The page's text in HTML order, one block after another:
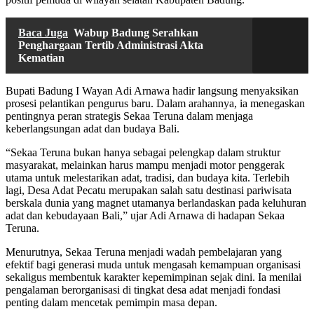
Baca Juga Wabup Badung Serahkan
Penghargaan Tertib Administrasi Akta
Kematian
Bupati Badung I Wayan Adi Arnawa hadir langsung menyaksikan
prosesi pelantikan pengurus baru. Dalam arahannya, ia menegaskan
pentingnya peran strategis Sekaa Teruna dalam menjaga
keberlangsungan adat dan budaya Bali.
“Sekaa Teruna bukan hanya sebagai pelengkap dalam struktur
masyarakat, melainkan harus mampu menjadi motor penggerak
utama untuk melestarikan adat, tradisi, dan budaya kita. Terlebih
lagi, Desa Adat Pecatu merupakan salah satu destinasi pariwisata
berskala dunia yang magnet utamanya berlandaskan pada keluhuran
adat dan kebudayaan Bali,” ujar Adi Arnawa di hadapan Sekaa
Teruna.
Menurutnya, Sekaa Teruna menjadi wadah pembelajaran yang
efektif bagi generasi muda untuk mengasah kemampuan organisasi
sekaligus membentuk karakter kepemimpinan sejak dini. Ia menilai
pengalaman berorganisasi di tingkat desa adat menjadi fondasi
penting dalam mencetak pemimpin masa depan.